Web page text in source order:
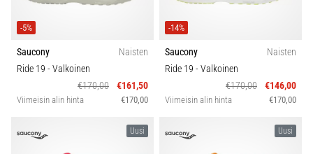
-5%
Saucony
Naisten
Ride 19 - Valkoinen
€170,00
€161,50
Viimeisin alin hinta €170,00
-14%
Saucony
Naisten
Ride 19 - Valkoinen
€170,00
€146,00
Viimeisin alin hinta €170,00
Uusi Uusi